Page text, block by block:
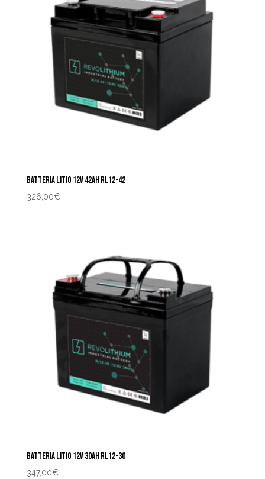
BATTERIA LITIO 12V 42AH RL12-42
326,00€
BATTERIA LITIO 12V 30AH RL12-30
347,00€